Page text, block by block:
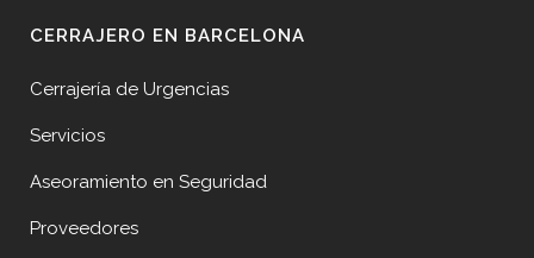
CERRAJERO EN BARCELONA
Cerrajería de Urgencias
Servicios
Aseoramiento en Seguridad
Proveedores